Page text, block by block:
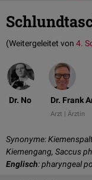
(Weitergeleitet von 4.
Dr. No Dr. Frank
Arzt | Ärztin
Synonyme:
Kiemengang, Saccus
Englisch: pharyngeal